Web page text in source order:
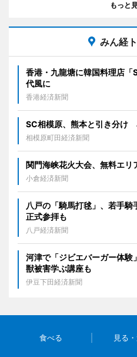
もっと
みん経
香港・九龍塘に韓国料理店
代風に
香港経済新聞
SC相模原、熊本と引き分け
相模原町田経済新聞
関門海峡花火大会、無料エリ
小倉経済新聞
八戸の「騎馬打毬」、若手
正式参拝も
八戸経済新聞
河津で「ジビエバーガー体
獣被害学ぶ講座も
伊豆下田経済新聞
食べる 見る